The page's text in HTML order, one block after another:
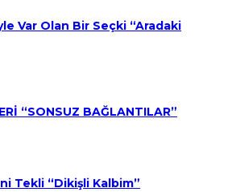
Var Olan Bir Seçki “Aradaki
“SONSUZ BAĞLANTILAR”
Tekli “Dikişli Kalbim”